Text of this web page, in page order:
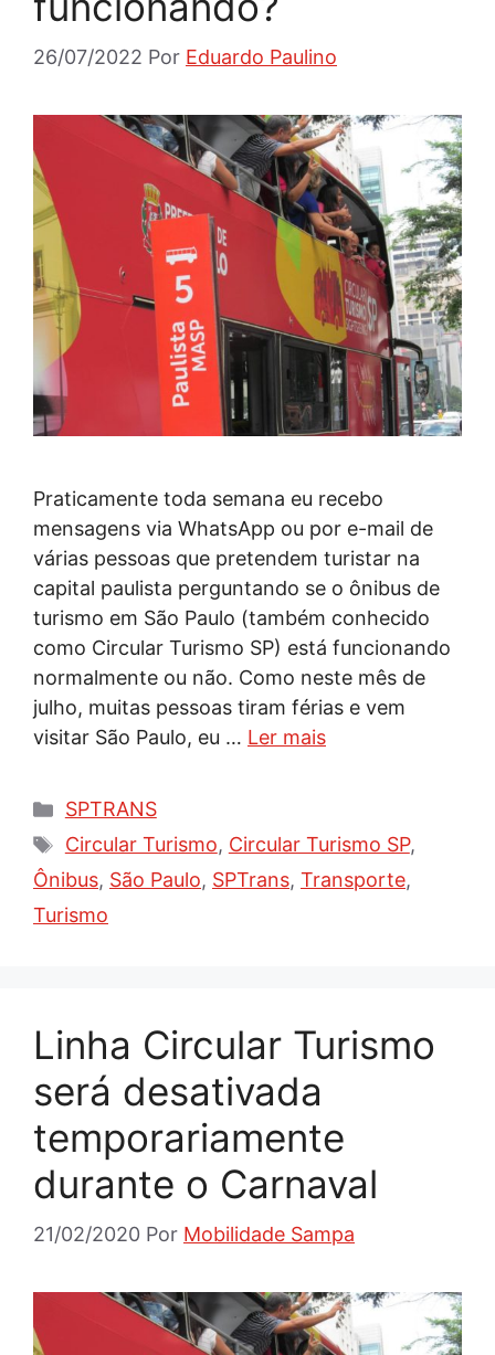
26/07/2022 Por Eduardo Paulino
Praticamente toda semana eu recebo
mensagens via WhatsApp ou por e-mail de
várias pessoas que pretendem turistar na
capital paulista perguntando se o ônibus de
turismo em São Paulo (também conhecido
como Circular Turismo SP) está funcionando
normalmente ou não. Como neste mês de
julho, muitas pessoas tiram férias e vem
visitar São Paulo, eu … Ler mais
Categorias
SPTRANS
Tags
Circular Turismo, Circular Turismo SP,
Ônibus, São Paulo, SPTrans, Transporte,
Turismo
Linha Circular Turismo
será desativada
temporariamente
durante o Carnaval
21/02/2020 Por Mobilidade Sampa